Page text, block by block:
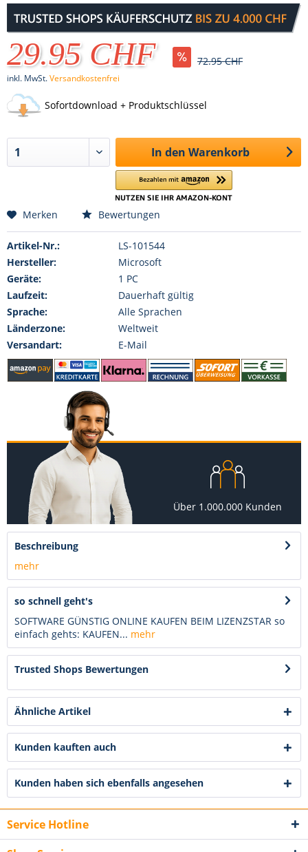
29.95 CHF 72.95 CHF
inkl. MwSt.Versandkostenfrei
Sofortdownload + Produktschlüssel
In den Warenkorb
Merken Bewertungen
Artikel-Nr.:
LS-101544
Hersteller:
Microsoft
Geräte:
1 PC
Laufzeit:
Dauerhaft gültig
Sprache:
Alle Sprachen
Länderzone:
Weltweit
Versandart:
E-Mail
Über 1.000.000 Kunden
Beschreibung
mehr
so schnell geht's
SOFTWARE GÜNSTIG ONLINE KAUFEN BEIM LIZENZSTAR so
einfach gehts: KAUFEN... mehr
Trusted Shops Bewertungen
Ähnliche Artikel
Kunden kauften auch
Kunden haben sich ebenfalls angesehen
Service Hotline